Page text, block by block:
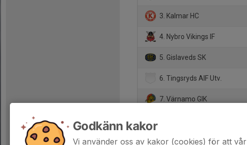
3. Kalmar HC
4. Nybro Vikings IF
5. Gislaveds SK
6. Tingsryds AIF Utv.
7. Värnamo GIK
9. Lenhovda IF
Godkänn kakor
Vi använder oss av kakor (cookies) för att vår